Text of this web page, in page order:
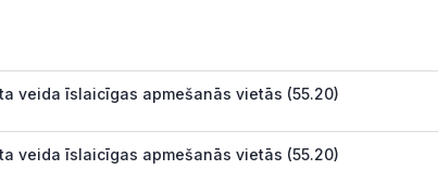
veida īslaicīgas apmešanās vietās (55.20)
veida īslaicīgas apmešanās vietās (55.20)